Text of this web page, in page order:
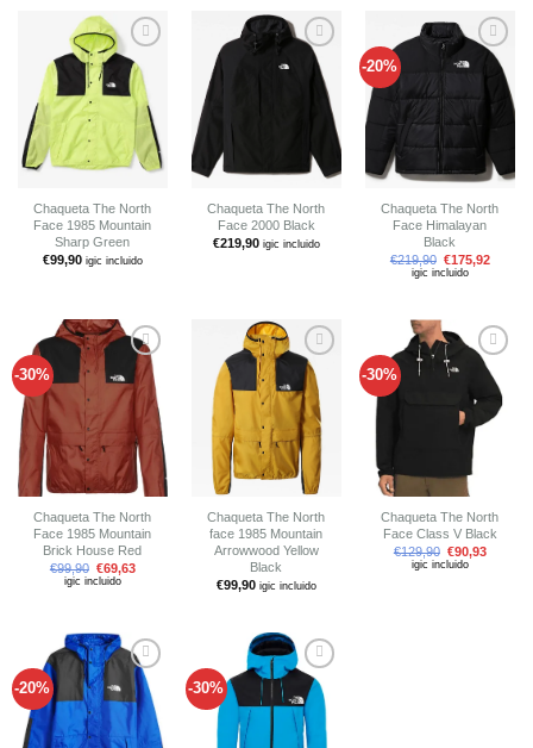
Añadir
a tu
lista de
deseos
Chaqueta The North
Face 1985 Mountain
Sharp Green
€99,90 igic incluido
Añadir
lista de
deseos
Chaqueta The North
Face 2000 Black
€219,90 igic incluido
-20%
Añadir
Chaqueta The North
Face Himalayan
Black
€219,90 €175,92
igic incluido
-30%
Añadir
a tu
lista de
deseos
Chaqueta The North
Face 1985 Mountain
Brick House Red
€99,90 €69,63
igic incluido
Añadir
a tu
lista de
deseos
Chaqueta The North
face 1985 Mountain
Arrowwood Yellow
Black
€99,90 igic incluido
-30%
Añadir
lista de
deseos
Chaqueta The North
Face Class V Black
€129,90 €90,93
igic incluido
-20%
Añadir
a tu
lista de
deseos
-30%
Añadir
a tu
lista de
deseos